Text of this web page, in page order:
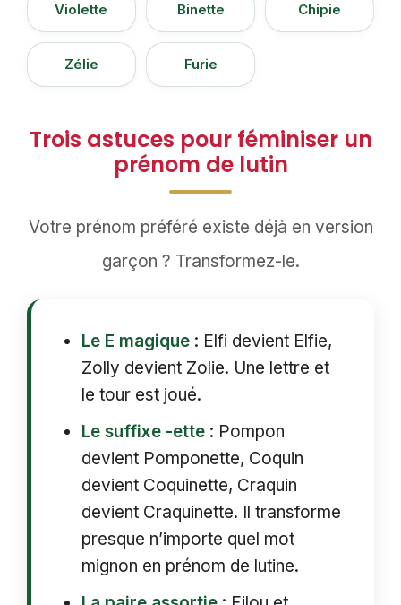
Violette Binette Chipie
Zélie Furie
Trois astuces pour féminiser un
prénom de lutin
Votre prénom préféré existe déjà en version
garçon ? Transformez-le.
Le E magique: Elfi devient Elfie,
Zolly devient Zolie. Une lettre et
le tour est joué.
Le suffixe -ette: Pompon
devient Pomponette, Coquin
devient Coquinette, Craquin
devient Craquinette. Il transforme
presque n’importe quel mot
mignon en prénom de lutine.